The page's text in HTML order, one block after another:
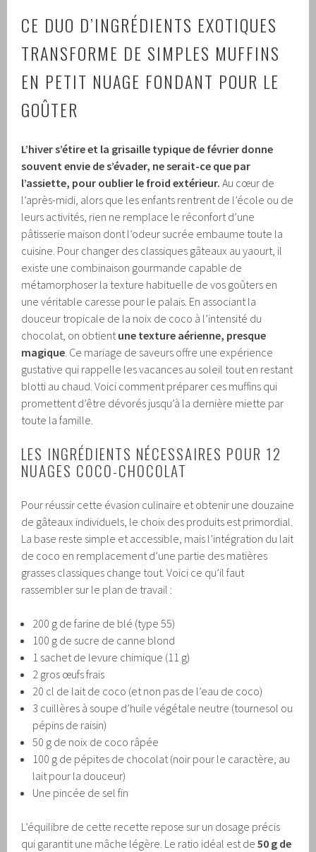
CE DUO D’INGRÉDIENTS EXOTIQUES
TRANSFORME DE SIMPLES MUFFINS
EN PETIT NUAGE FONDANT POUR LE
GOÛTER
L’hiver s’étire et la grisaille typique de février donne
souvent envie de s’évader, ne serait-ce que par
l’assiette, pour oublier le froid extérieur. Au cœur de
l’après-midi, alors que les enfants rentrent de l’école ou de
leurs activités, rien ne remplace le réconfort d’une
pâtisserie maison dont l’odeur sucrée embaume toute la
cuisine. Pour changer des classiques gâteaux au yaourt, il
existe une combinaison gourmande capable de
métamorphoser la texture habituelle de vos goûters en
une véritable caresse pour le palais. En associant la
douceur tropicale de la noix de coco à l’intensité du
chocolat, on obtient une texture aérienne, presque
magique . Ce mariage de saveurs offre une expérience
gustative qui rappelle les vacances au soleil tout en restant
blotti au chaud. Voici comment préparer ces muffins qui
promettent d’être dévorés jusqu’à la dernière miette par
toute la famille.
LES INGRÉDIENTS NÉCESSAIRES POUR 12
NUAGES COCO-CHOCOLAT
Pour réussir cette évasion culinaire et obtenir une douzaine
de gâteaux individuels, le choix des produits est primordial.
La base reste simple et accessible, mais l’intégration du lait
de coco en remplacement d’une partie des matières
grasses classiques change tout. Voici ce qu’il faut
rassembler sur le plan de travail :
200 g de farine de blé (type 55)
100 g de sucre de canne blond
1 sachet de levure chimique (11 g)
2 gros œufs frais
20 cl de lait de coco (et non pas de l’eau de coco)
3 cuillères à soupe d’huile végétale neutre (tournesol ou
pépins de raisin)
50 g de noix de coco râpée
100 g de pépites de chocolat (noir pour le caractère, au
lait pour la douceur)
Une pincée de sel fin
L’équilibre de cette recette repose sur un dosage précis
qui garantit une mâche légère. Le ratio idéal est de50 g de